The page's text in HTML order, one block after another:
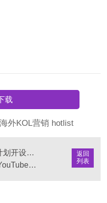
载
海外KOL营销 hotlist
返回
列表
每周营销｜亚马逊计划开设百货公司
每周营销｜谷歌、 YouTube、Tik Tok加大未成年保护力度